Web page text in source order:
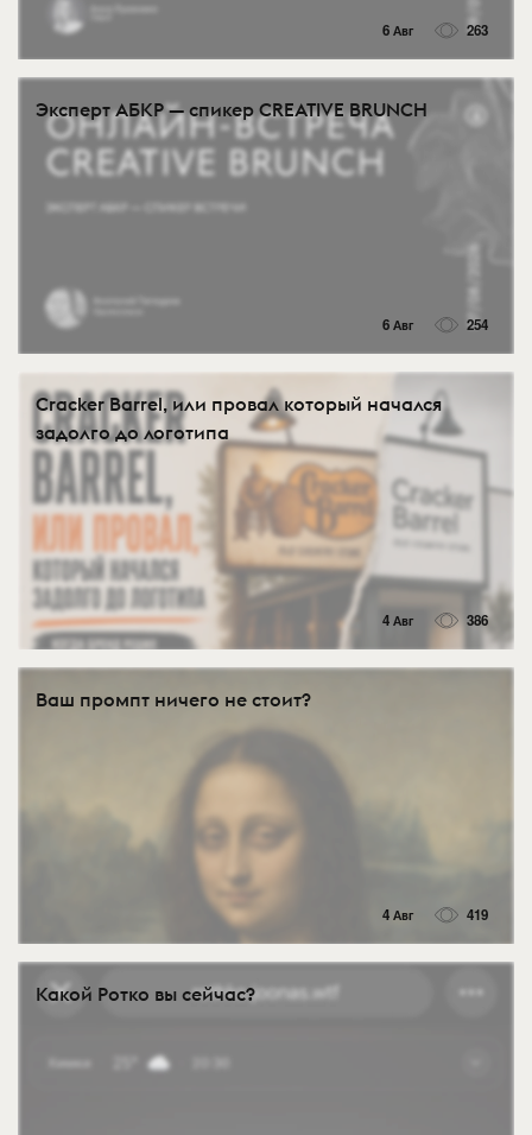
6 Авг 263
Эксперт АБКР — спикер CREATIVE BRUNCH
6 Авг 254
Cracker Barrel, или провал который начался
задолго до логотипа
4 Авг 386
Ваш промпт ничего не стоит?
4 Авг 419
Какой Ротко вы сейчас?